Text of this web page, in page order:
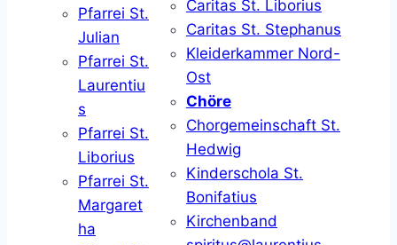
Pfarrei St.
Julian
Pfarrei St.
Laurentiu
s
Pfarrei St.
Liborius
Pfarrei St.
Margaret
ha
Caritas St. Liborius
Caritas St. Stephanus
Kleiderkammer Nord-
Ost
Chöre
Chorgemeinschaft St.
Hedwig
Kinderschola St.
Bonifatius
Kirchenband